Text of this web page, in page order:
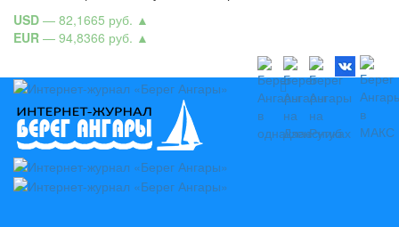
USD — 82,1665 руб. ▲
EUR — 94,8366 руб. ▲